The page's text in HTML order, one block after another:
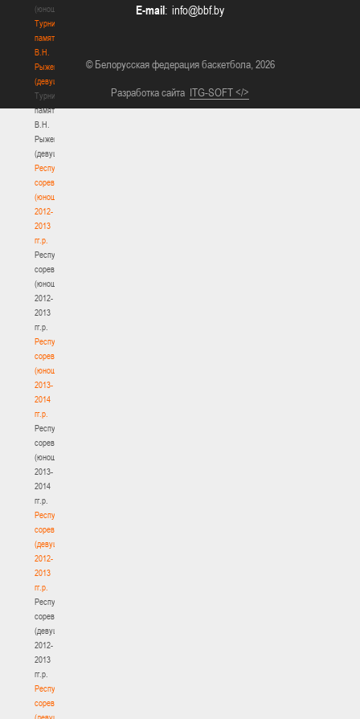
(юноши)
Турнир
памяти
В.Н.
Рыженкова
(девушки)
Турнир
памяти
В.Н.
Рыженкова
(девушки)
Республиканские
соревнования
(юноши)
2012-
2013
гг.р.
Республиканские
соревнования
(юноши)
2012-
2013
гг.р.
Республиканские
соревнования
(юноши)
2013-
2014
гг.р.
Республиканские
соревнования
(юноши)
2013-
2014
гг.р.
Республиканские
соревнования
(девушки)
2012-
2013
гг.р.
Республиканские
соревнования
(девушки)
2012-
2013
гг.р.
Республиканские
соревнования
(девушки)
E-mail:
© Белорусская федерация баскетбола, 2026
Разработка сайта ITG-SOFT </>